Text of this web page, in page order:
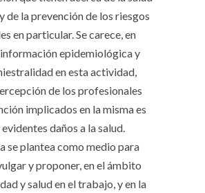
de la prevención de los riesgos
en particular. Se carece, en
epidemiológica y
en esta actividad,
de los profesionales
implicados en la misma es
daños a la salud.
se plantea como medio para
y proponer, en el ámbito
y salud en el trabajo, y en la